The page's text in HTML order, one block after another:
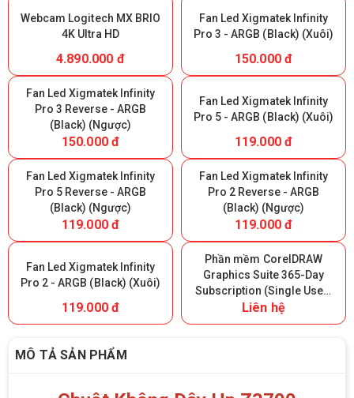
Webcam Logitech MX BRIO
4K Ultra HD
4.890.000 đ
Fan Led Xigmatek Infinity
Pro 3 - ARGB (Black) (Xuôi)
150.000 đ
Fan Led Xigmatek Infinity
Pro 3 Reverse - ARGB
(Black) (Ngược)
150.000 đ
Fan Led Xigmatek Infinity
Pro 5 - ARGB (Black) (Xuôi)
119.000 đ
Fan Led Xigmatek Infinity
Pro 5 Reverse - ARGB
(Black) (Ngược)
119.000 đ
Fan Led Xigmatek Infinity
Pro 2 Reverse - ARGB
(Black) (Ngược)
119.000 đ
Fan Led Xigmatek Infinity
Pro 2 - ARGB (Black) (Xuôi)
119.000 đ
Phần mềm CorelDRAW
Graphics Suite 365-Day
Subscription (Single User)
- 365 ngày
Liên hệ
MÔ TẢ SẢN PHẨM